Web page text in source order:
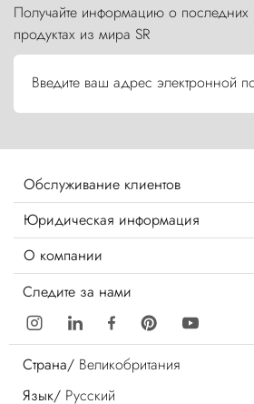
Получайте информацию о последних
продуктах из мира SR
Введите ваш адрес электронной
Обслуживание клиентов
Юридическая информация
О компании
Следите за нами
Страна/ Великобритания
Язык/ Русский